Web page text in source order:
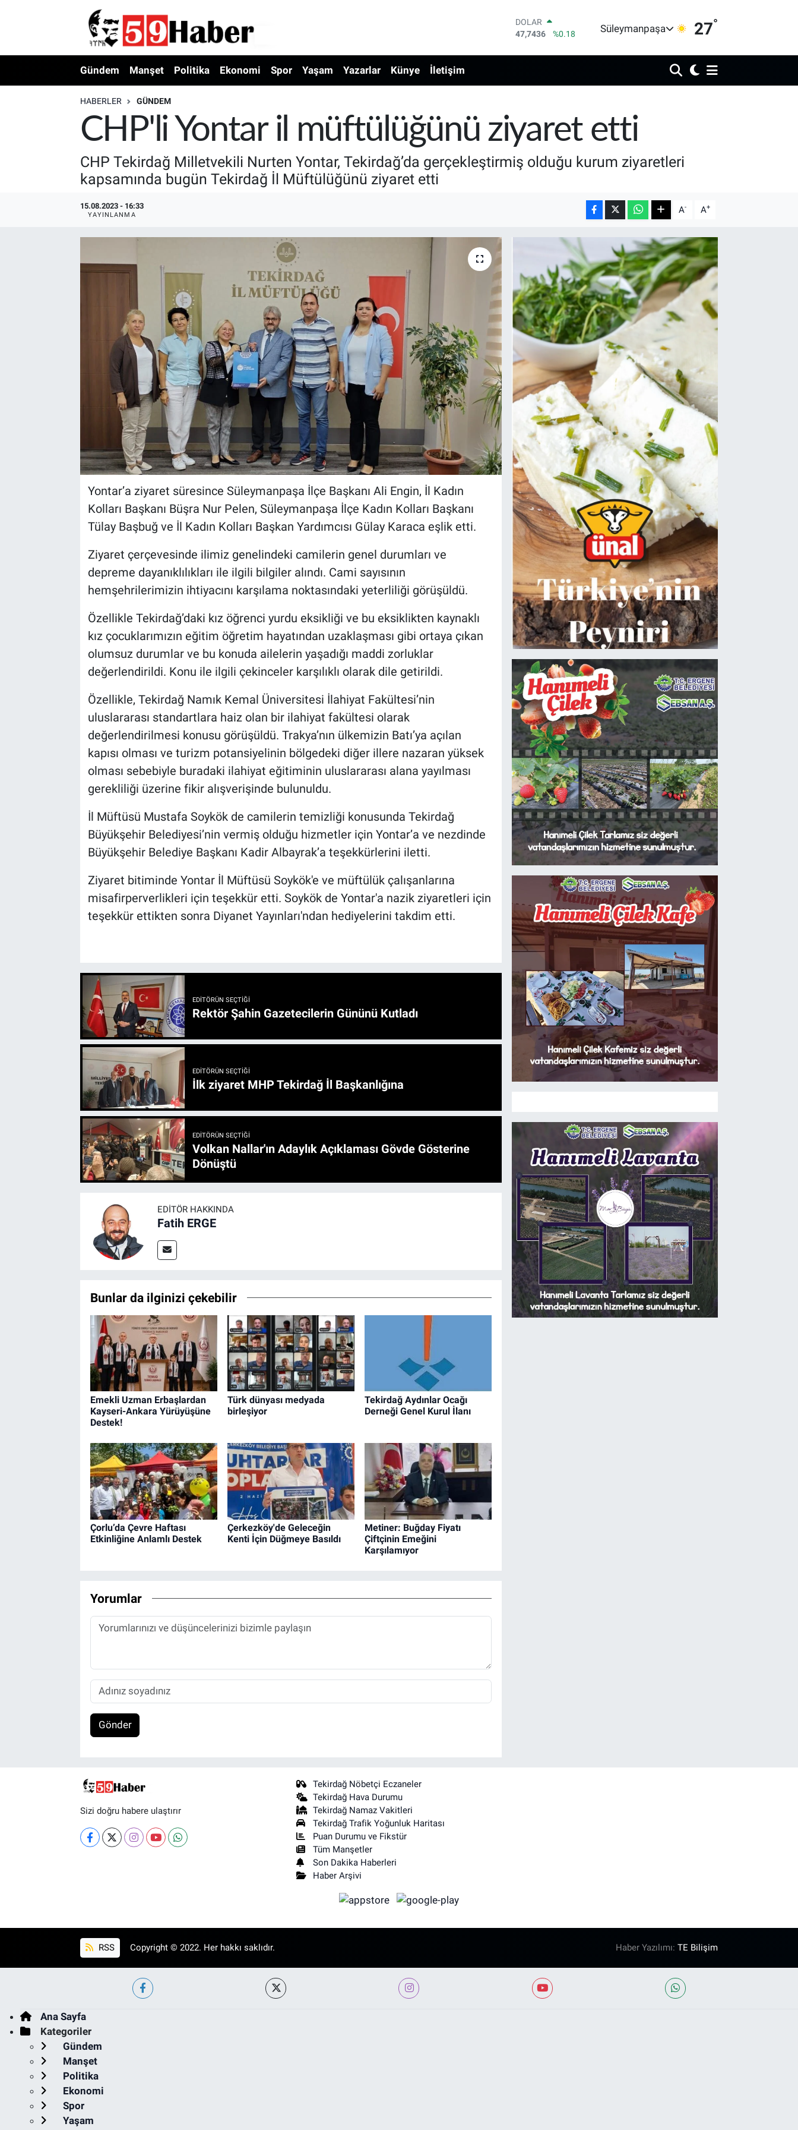
DOLAR
47,7436
%0.18
55,2510
%0.32
13.779
%-14
BITCOIN
Süleymanpaşa 27°
Gündem Manşet Politika Ekonomi Spor Yaşam Yazarlar Künye İletişim
HABERLER GÜNDEM
CHP'li Yontar il müftülüğünü ziyaret etti
CHP Tekirdağ Milletvekili Nurten Yontar, Tekirdağ’da gerçekleştirmiş olduğu kurum ziyaretleri
kapsamında bugün Tekirdağ İl Müftülüğünü ziyaret etti
15.08.2023 - 16:33
YAYINLANMA A- A+
Yontar’a ziyaret süresince Süleymanpaşa İlçe Başkanı Ali Engin, İl Kadın
Kolları Başkanı Büşra Nur Pelen, Süleymanpaşa İlçe Kadın Kolları Başkanı
Tülay Başbuğ ve İl Kadın Kolları Başkan Yardımcısı Gülay Karaca eşlik etti.
Ziyaret çerçevesinde ilimiz genelindeki camilerin genel durumları ve
depreme dayanıklılıkları ile ilgili bilgiler alındı. Cami sayısının
hemşehrilerimizin ihtiyacını karşılama noktasındaki yeterliliği görüşüldü.
Özellikle Tekirdağ’daki kız öğrenci yurdu eksikliği ve bu eksiklikten kaynaklı
kız çocuklarımızın eğitim öğretim hayatından uzaklaşması gibi ortaya çıkan
olumsuz durumlar ve bu konuda ailelerin yaşadığı maddi zorluklar
değerlendirildi. Konu ile ilgili çekinceler karşılıklı olarak dile getirildi.
Özellikle, Tekirdağ Namık Kemal Üniversitesi İlahiyat Fakültesi’nin
uluslararası standartlara haiz olan bir ilahiyat fakültesi olarak
değerlendirilmesi konusu görüşüldü. Trakya’nın ülkemizin Batı’ya açılan
kapısı olması ve turizm potansiyelinin bölgedeki diğer illere nazaran yüksek
olması sebebiyle buradaki ilahiyat eğitiminin uluslararası alana yayılması
gerekliliği üzerine fikir alışverişinde bulunuldu.
İl Müftüsü Mustafa Soykök de camilerin temizliği konusunda Tekirdağ
Büyükşehir Belediyesi’nin vermiş olduğu hizmetler için Yontar’a ve nezdinde
Büyükşehir Belediye Başkanı Kadir Albayrak’a teşekkürlerini iletti.
Ziyaret bitiminde Yontar İl Müftüsü Soykök'e ve müftülük çalışanlarına
misafirperverlikleri için teşekkür etti. Soykök de Yontar'a nazik ziyaretleri için
teşekkür ettikten sonra Diyanet Yayınları'ndan hediyelerini takdim etti.
EDITÖRÜN SEÇTIĞI
Rektör Şahin Gazetecilerin Gününü Kutladı
EDITÖRÜN SEÇTIĞI
İlk ziyaret MHP Tekirdağ İl Başkanlığına
EDITÖRÜN SEÇTIĞI
Volkan Nallar'ın Adaylık Açıklaması Gövde Gösterine
Dönüştü
EDITÖR HAKKINDA
Fatih ERGE
Bunlar da ilginizi çekebilir
Emekli Uzman Erbaşlardan
Kayseri-Ankara Yürüyüşüne
Destek!
Türk dünyası medyada
birleşiyor
Tekirdağ Aydınlar Ocağı
Derneği Genel Kurul İlanı
Çorlu’da Çevre Haftası
Etkinliğine Anlamlı Destek
Çerkezköy'de Geleceğin
Kenti İçin Düğmeye Basıldı
Metiner: Buğday Fiyatı
Çiftçinin Emeğini
Karşılamıyor
Yorumlar
Gönder
Sizi doğru habere ulaştırır
Tekirdağ Nöbetçi Eczaneler
Tekirdağ Hava Durumu
Tekirdağ Namaz Vakitleri
Tekirdağ Trafik Yoğunluk Haritası
Puan Durumu ve Fikstür
Tüm Manşetler
Son Dakika Haberleri
Haber Arşivi
RSS Copyright © 2022. Her hakkı saklıdır. Haber Yazılımı:TE Bilişim
Ana Sayfa
Kategoriler
Gündem
Manşet
Politika
Ekonomi
Spor
Yaşam